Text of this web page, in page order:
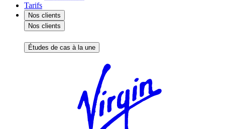
Tarifs
Nos clients
Nos clients
Études de cas à la une